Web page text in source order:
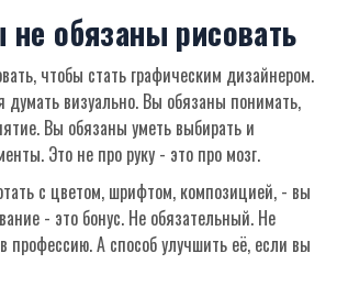
обязаны рисовать
чтобы стать графическим дизайнером.
думать визуально. Вы обязаны понимать,
Вы обязаны уметь выбирать и
Это не про руку - это про мозг.
с цветом, шрифтом, композицией, - вы
- это бонус. Не обязательный. Не
профессию. А способ улучшить её, если вы